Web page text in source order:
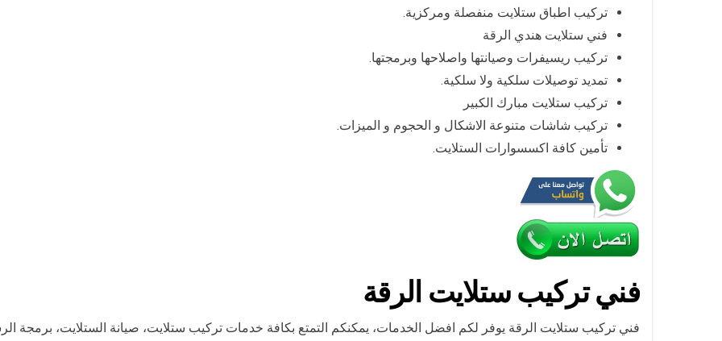
تركيب اطباق ستلايت منفصلة ومركزية.
فني ستلايت هندي الرقة
تركيب ريسيفرات وصيانتها واصلاحها وبرمجتها.
تمديد توصيلات سلكية ولا سلكية.
تركيب ستلايت مبارك الكبير
تركيب شاشات متنوعة الاشكال و الحجوم و الميزات.
تأمين كافة اكسسوارات الستلايت.
فني تركيب ستلايت الرقة
فني تركيب ستلايت الرقة يوفر لكم افضل الخدمات، يمكنكم التمتع بكافة خدمات تركيب ستلايت، صيانة الستلايت، برمجة